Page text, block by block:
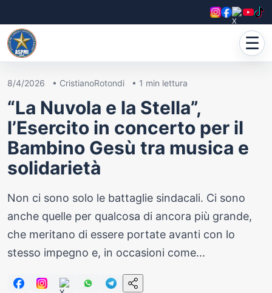
☰
8/4/2026 • CristianoRotondi • 1 min lettura
“La Nuvola e la Stella”,
l’Esercito in concerto per il
Bambino Gesù tra musica e
solidarietà
Non ci sono solo le battaglie sindacali. Ci sono
anche quelle per qualcosa di ancora più grande,
che meritano di essere portate avanti con lo
stesso impegno e, in occasioni come...